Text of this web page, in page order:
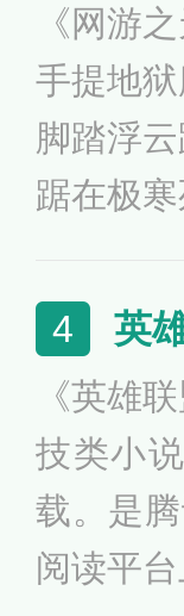
有血有
角色，
种男女
《网游
手提地
脚踏浮
踞在极
为《网
双》。
收，其
主题突
代表作
平衡的
4 英
《英雄
技类小
载。是
阅读平